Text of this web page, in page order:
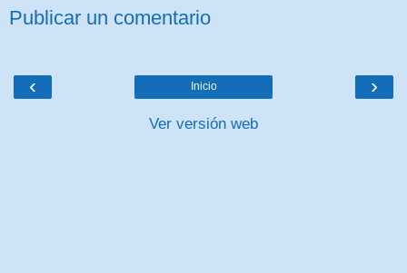
Publicar un comentario
‹ ›
Inicio
Ver versión web